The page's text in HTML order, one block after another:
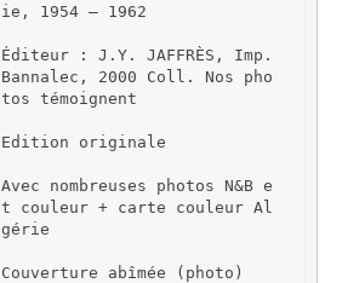
ie, 1954 – 1962
Éditeur : J.Y. JAFFRÈS, Imp.
Bannalec, 2000 Coll. Nos pho
tos témoignent
Edition originale
Avec nombreuses photos N&B e
t couleur + carte couleur Al
gérie
Couverture abîmée (photo)